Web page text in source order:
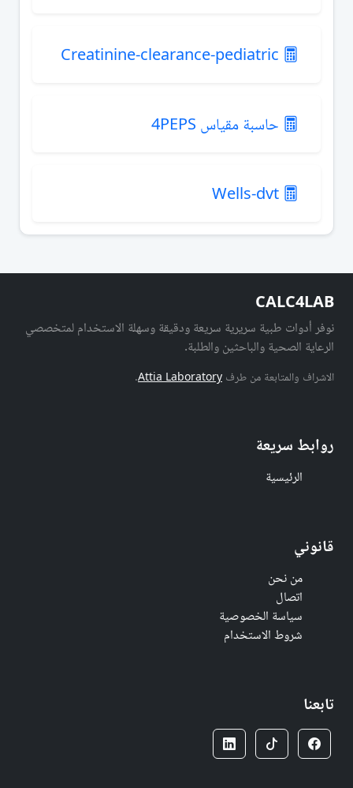
حاسبة مقياس 4PEPS
CALC4LAB
نوفر أدوات طبية سريرية سريعة ودقيقة وسهلة الاستخدام لمتخصصي
الرعاية الصحية والباحثين والطلبة.
الاشراف والمتابعة من طرف Attia Laboratory
.
روابط سريعة
الرئيسية
قانوني
من نحن
اتصال
سياسة الخصوصية
شروط الاستخدام
تابعنا